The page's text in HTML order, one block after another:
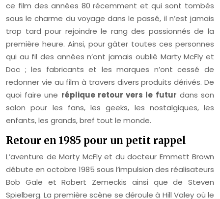
ce film des années 80 récemment et qui sont tombés
sous le charme du voyage dans le passé, il n’est jamais
trop tard pour rejoindre le rang des passionnés de la
première heure. Ainsi, pour gâter toutes ces personnes
qui au fil des années n’ont jamais oublié Marty McFly et
Doc ; les fabricants et les marques n’ont cessé de
redonner vie au film à travers divers produits dérivés. De
quoi faire une réplique retour vers le futur dans son
salon pour les fans, les geeks, les nostalgiques, les
enfants, les grands, bref tout le monde.
Retour en 1985 pour un petit rappel
L’aventure de Marty McFly et du docteur Emmett Brown
débute en octobre 1985 sous l’impulsion des réalisateurs
Bob Gale et Robert Zemeckis ainsi que de Steven
Spielberg. La première scène se déroule à Hill Valey où le